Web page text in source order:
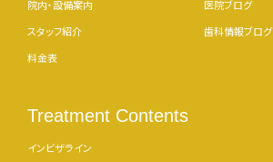
院内・設備案内
スタッフ紹介
料金表
医院ブログ
歯科情報ブログ
Treatment Contents
インビザライン